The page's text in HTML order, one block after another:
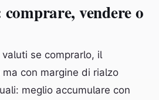
vendere o
se comprarlo, il
con margine di rialzo
meglio accumulare con